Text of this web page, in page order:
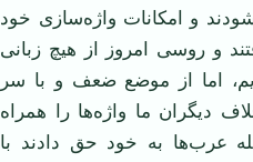
و امکانات واژه‌سازی خود
و روسی امروز از هیچ زبانی
اما از موضع ضعف و با سر
دیگران ما واژه‌ها را همراه
عرب‌ها به خود حق دادند با